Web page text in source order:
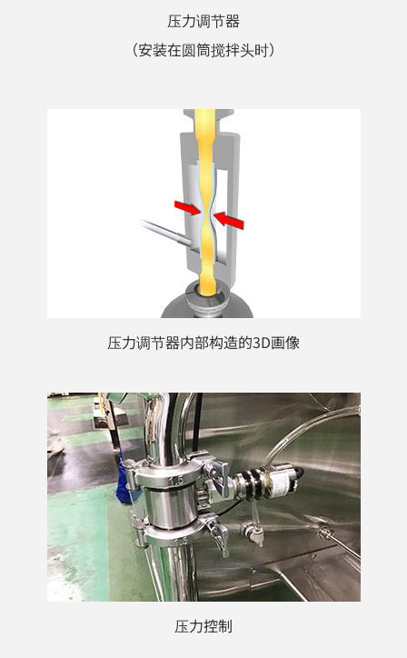
压力调节器
（安装在圆筒搅拌头时）
压力调节器内部构造的3D画像
压力控制